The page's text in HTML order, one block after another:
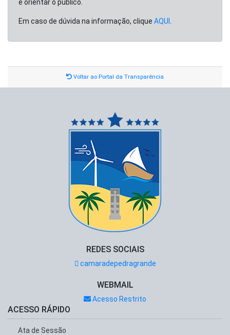
e orientar o público.
Em caso de dúvida na informação, clique AQUI
Voltar ao Portal da Transparência
REDES SOCIAIS
camaradepedragrande
WEBMAIL
Acesso Restrito
ACESSO RÁPIDO
Ata de Sessão